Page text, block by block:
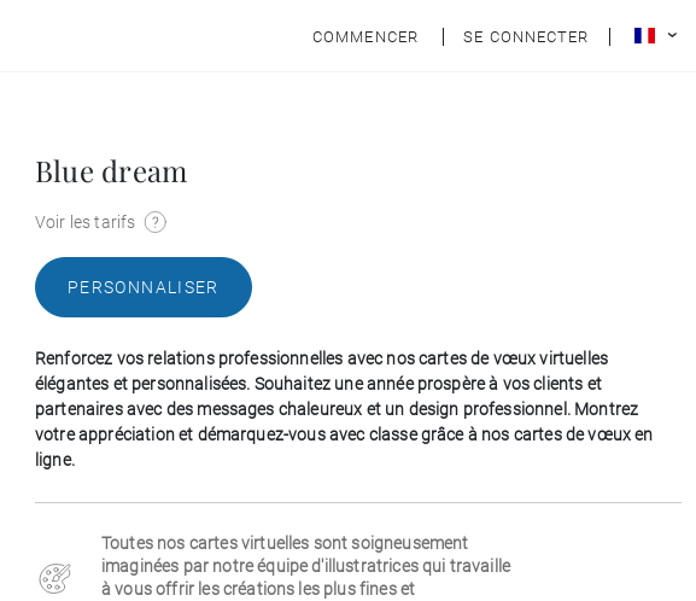
COMMENCER SE CONNECTER
Blue dream
Voir les tarifs
PERSONNALISER
Renforcez vos relations professionnelles avec nos cartes de vœux virtuelles
élégantes et personnalisées. Souhaitez une année prospère à vos clients et
partenaires avec des messages chaleureux et un design professionnel. Montrez
votre appréciation et démarquez-vous avec classe grâce à nos cartes de vœux en
ligne.
Toutes nos cartes virtuelles sont soigneusement
imaginées par notre équipe d'illustratrices qui travaille
à vous offrir les créations les plus fines et